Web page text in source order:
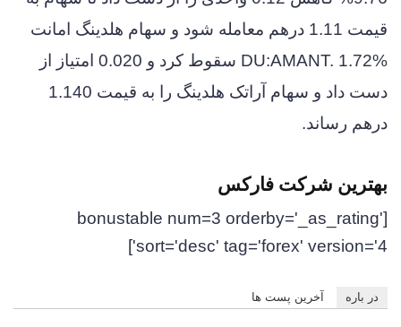
قیمت 1.11 درهم معامله شود و سهام هلدینگ امانت
DU:AMANT. 1.72% سقوط کرد و 0.020 امتیاز از
دست داد و سهام آراتک هلدینگ را به قیمت 1.140
درهم رساند.
بهترین شرکت فارکس
[bonustable num=3 orderby='_as_rating'
sort='desc' tag='forex' version='4']
در باره آخرین پست ها